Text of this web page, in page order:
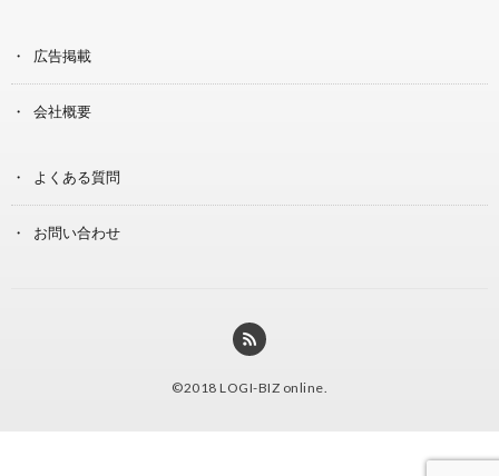
広告掲載
会社概要
よくある質問
お問い合わせ
©2018 LOGI-BIZ online